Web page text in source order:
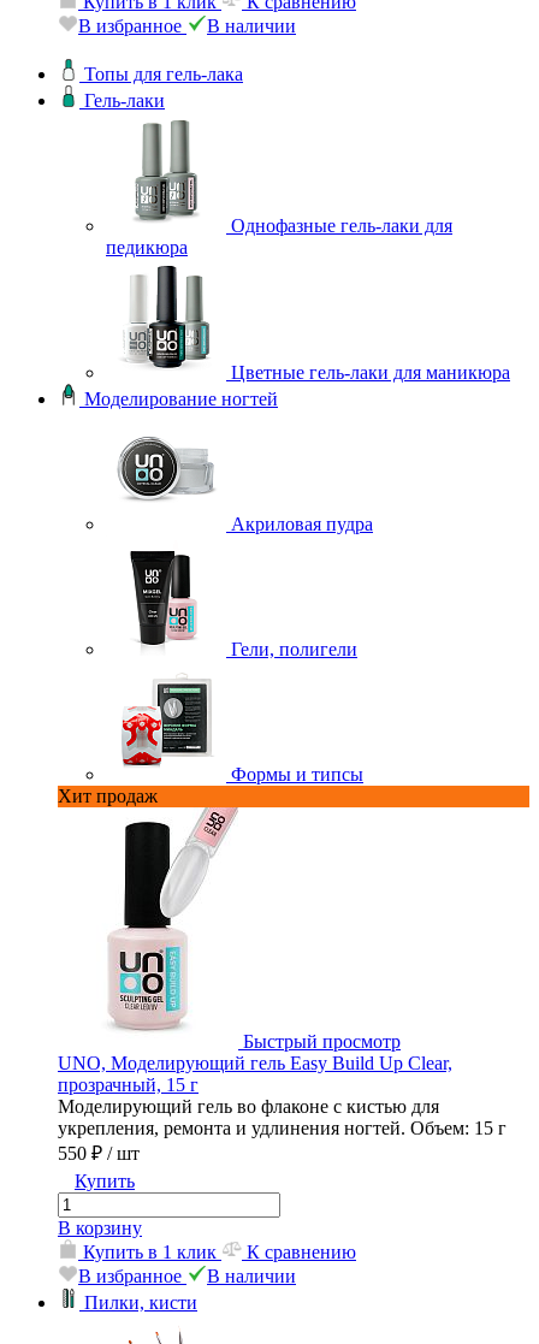
Купить в 1 клик
К сравнению
Топы для гель-лака
Гель-лаки
Однофазные гель-лаки для
педикюра
Цветные гель-лаки для маникюра
Моделирование ногтей
Акриловая пудра
Гели, полигели
Формы и типсы
Хит продаж
Быстрый просмотр
UNO, Моделирующий гель Easy Build Up Clear,
прозрачный, 15 г
Моделирующий гель во флаконе с кистью для
укрепления, ремонта и удлинения ногтей. Объем: 15 г
550 ₽ / шт
Купить
В корзину
Купить в 1 клик
К сравнению
В избранное
В наличии
Пилки, кисти